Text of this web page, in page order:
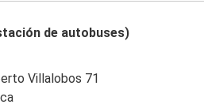
de autobuses)
Villalobos 71